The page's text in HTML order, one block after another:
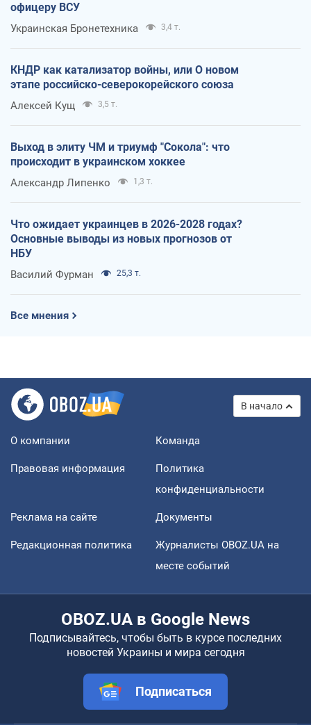
офицеру ВСУ
Украинская Бронетехника 3,4 т.
КНДР как катализатор войны, или О новом
этапе российско-северокорейского союза
Алексей Кущ 3,5 т.
Выход в элиту ЧМ и триумф "Сокола": что
происходит в украинском хоккее
Александр Липенко 1,3 т.
Что ожидает украинцев в 2026-2028 годах?
Основные выводы из новых прогнозов от
НБУ
Василий Фурман 25,3 т.
Все мнения
В начало
О компании Команда
Правовая информация
Политика
конфиденциальности
Реклама на сайте Документы
Редакционная политика
Журналисты OBOZ.UA на
месте событий
OBOZ.UA в Google News
Подписывайтесь, чтобы быть в курсе последних
новостей Украины и мира сегодня
Подписаться